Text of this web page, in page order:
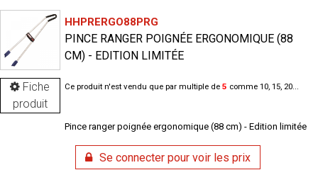
Fiche
produit
HHPRERGO88PRG
PINCE RANGER POIGNÉE ERGONOMIQUE (88
CM) - EDITION LIMITÉE
Ce produit n'est vendu que par multiple de 5 comme 10, 15, 20...
Pince ranger poignée ergonomique (88 cm) - Edition limitée
Se connecter pour voir les prix